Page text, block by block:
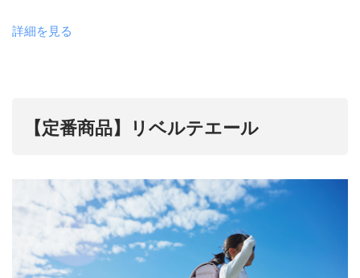
詳細を見る
【定番商品】リベルテエール